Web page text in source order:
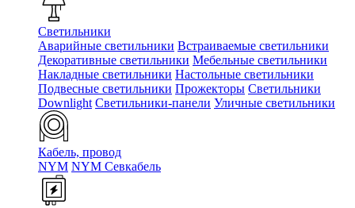
Светильники
Аварийные светильники Встраиваемые светильники
Декоративные светильники Мебельные светильники
Накладные светильники Настольные светильники
Подвесные светильники Прожекторы Светильники
Downlight Светильники-панели Уличные светильники
Кабель, провод
NYM NYM Севкабель